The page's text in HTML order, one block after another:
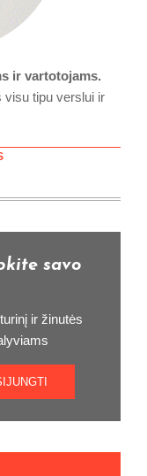
ir vartotojams.
visu tipu verslui ir
savo
ir žinutės